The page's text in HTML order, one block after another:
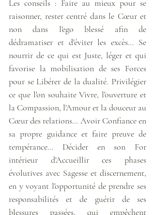
Les conseils : Faire au mieux pour se
raisonner, rester centré dans le Cœur et
non dans l'ego blessé afin de
dédramatiser et d'éviter les excès… Se
nourrir de ce qui est Juste, léger et qui
favorise la mobilisation de ses Forces
pour se Libérer de la dualité. Privilégier
ce que l'on souhaite Vivre, l'ouverture et
la Compassion, l'Amour et la douceur au
Cœur des relations… Avoir Confiance en
sa propre guidance et faire preuve de
tempérance… Décider en son For
intérieur d'Accueillir ces phases
évolutives avec Sagesse et discernement,
en y voyant l'opportunité de prendre ses
responsabilités et de guérir de ses
blessures passées, qui empêchent